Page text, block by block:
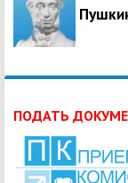
ПОДАТЬ